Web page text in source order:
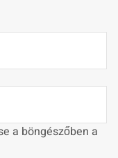
a böngészőben a